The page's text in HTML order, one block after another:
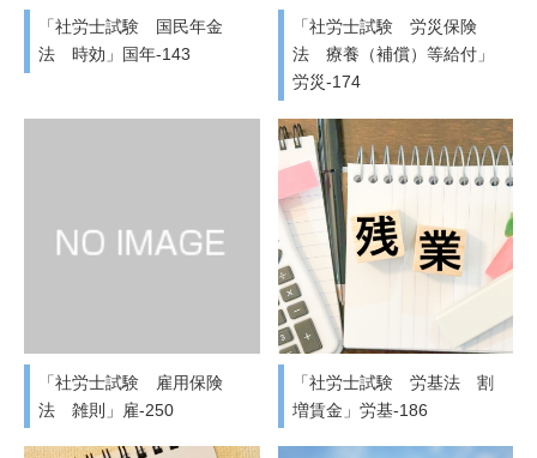
「社労士試験 国民年金
法 時効」国年-143
「社労士試験 労災保険
法 療養（補償）等給付」
労災-174
「社労士試験 雇用保険
法 雑則」雇-250
「社労士試験 労基法 割
増賃金」労基-186